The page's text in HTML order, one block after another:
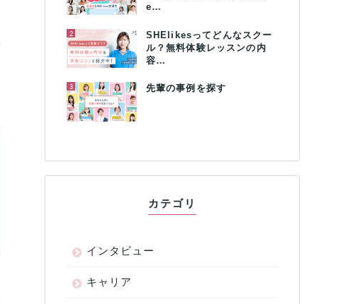
e…
2
SHElikesってどんなスクー
ル？無料体験レッスンの内
容…
3 先輩の事例を探す
カテゴリ
インタビュー
キャリア